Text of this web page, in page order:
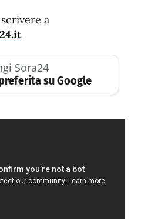
a
Sora24
su Google